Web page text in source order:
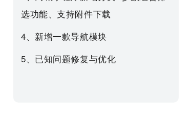
选功能、支持附件下载
4、新增一款导航模块
5、已知问题修复与优化